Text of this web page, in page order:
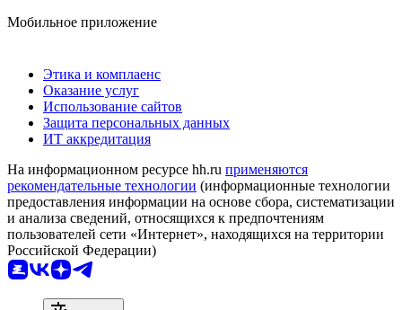
Мобильное приложение
Этика и комплаенс
Оказание услуг
Использование сайтов
Защита персональных данных
ИТ аккредитация
На информационном ресурсе hh.ru применяются
рекомендательные технологии (информационные технологии
предоставления информации на основе сбора, систематизации
и анализа сведений, относящихся к предпочтениям
пользователей сети «Интернет», находящихся на территории
Российской Федерации)